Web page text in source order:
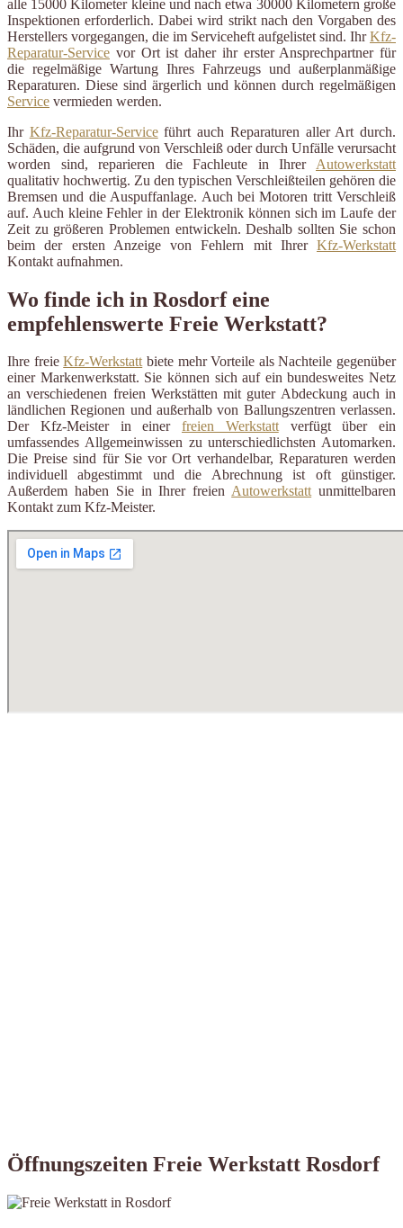
alle 15000 Kilometer kleine und nach etwa 30000 Kilometern große
Inspektionen erforderlich. Dabei wird strikt nach den Vorgaben des
Herstellers vorgegangen, die im Serviceheft aufgelistet sind. IhrKfz-
Reparatur-Service vor Ort ist daher ihr erster Ansprechpartner für
die regelmäßige Wartung Ihres Fahrzeugs und außerplanmäßige
Reparaturen. Diese sind ärgerlich und können durch regelmäßigen
Service vermieden werden.
Ihr Kfz-Reparatur-Serviceführt auch Reparaturen aller Art durch.
Schäden, die aufgrund von Verschleiß oder durch Unfälle verursacht
worden sind, reparieren die Fachleute in Ihrer Autowerkstatt
qualitativ hochwertig. Zu den typischen Verschleißteilen gehören die
Bremsen und die Auspuffanlage. Auch bei Motoren tritt Verschleiß
auf. Auch kleine Fehler in der Elektronik können sich im Laufe der
Zeit zu größeren Problemen entwickeln. Deshalb sollten Sie schon
beim der ersten Anzeige von Fehlern mit Ihrer Kfz-Werkstatt
Kontakt aufnahmen.
Wo finde ich in Rosdorf eine
empfehlenswerte Freie Werkstatt?
Ihre freieKfz-Werkstattbiete mehr Vorteile als Nachteile gegenüber
einer Markenwerkstatt. Sie können sich auf ein bundesweites Netz
an verschiedenen freien Werkstätten mit guter Abdeckung auch in
ländlichen Regionen und außerhalb von Ballungszentren verlassen.
Der Kfz-Meister in einer freien Werkstattverfügt über ein
umfassendes Allgemeinwissen zu unterschiedlichsten Automarken.
Die Preise sind für Sie vor Ort verhandelbar, Reparaturen werden
individuell abgestimmt und die Abrechnung ist oft günstiger.
Außerdem haben Sie in Ihrer freienAutowerkstattunmittelbaren
Kontakt zum Kfz-Meister.
Öffnungszeiten Freie Werkstatt Rosdorf